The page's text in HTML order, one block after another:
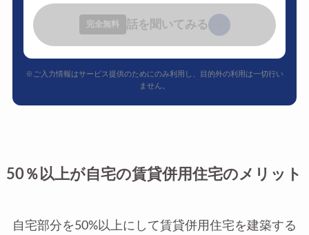
完全無料 話を聞いてみる
※ご入力情報はサービス提供のためにのみ利用し、目的外の利用は一切行い
ません。
50％以上が自宅の賃貸併用住宅のメリット
自宅部分を50%以上にして賃貸併用住宅を建築する